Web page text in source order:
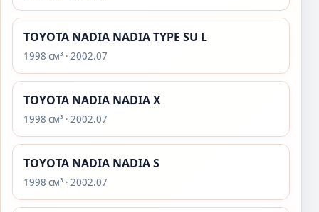
TOYOTA NADIA NADIA TYPE SU L
1998 см³ · 2002.07
TOYOTA NADIA NADIA X
1998 см³ · 2002.07
TOYOTA NADIA NADIA S
1998 см³ · 2002.07